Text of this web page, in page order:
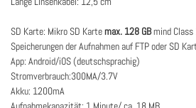
SD Karte: Mikro SD Kartemax. 128 GBmind Class
Speicherungen der Aufnahmen auf FTP oder SD
App: Android/iOS (deutschsprachig)
Stromverbrauch:300MA/3.7V
Akku: 1200mA